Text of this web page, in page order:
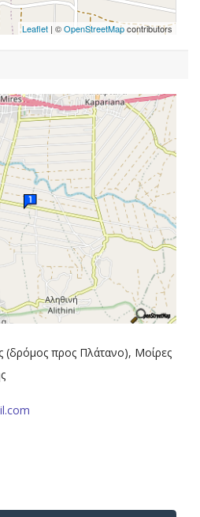
Leaflet | ©OpenStreetMapcontributors
(δρόμος προς Πλάτανο), Μοίρες